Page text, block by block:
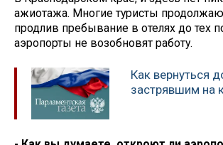
ажиотажа. Многие туристы
продлив пребывание в отелях до тех
аэропорты не возобновят работу.
Как вернуться
застрявшим на